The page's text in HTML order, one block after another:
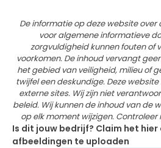
De informatie op deze website
voor algemene informatieve
zorgvuldigheid kunnen fouten of
voorkomen. De inhoud vervangt
het gebied van veiligheid, milieu of
twijfel een deskundige. Deze
externe sites. Wij zijn niet
beleid. Wij kunnen de inhoud van de
op elk moment wijzigen.
Is dit jouw bedrijf? Claim het
afbeeldingen te uploaden